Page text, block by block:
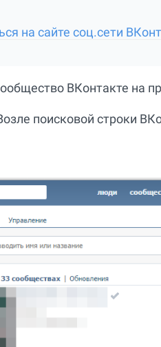
на сайте соц.сети
ВКонтакте на
поисковой строки